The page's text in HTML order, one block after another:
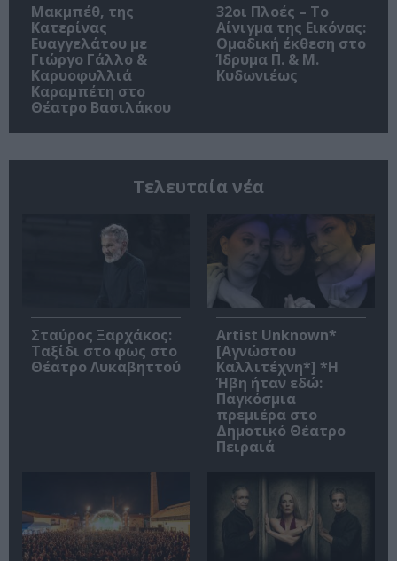
Μακμπέθ, της
Κατερίνας
Ευαγγελάτου με
Γιώργο Γάλλο &
Καρυοφυλλιά
Καραμπέτη στο
Θέατρο Βασιλάκου
32οι Πλοές – Το
Αίνιγμα της Εικόνας:
Ομαδική έκθεση στο
Ίδρυμα Π. & Μ.
Κυδωνιέως
Τελευταία νέα
Σταύρος Ξαρχάκος:
Ταξίδι στο φως στο
Θέατρο Λυκαβηττού
Artist Unknown*
[Αγνώστου
Καλλιτέχνη*] *Η
Ήβη ήταν εδώ:
Παγκόσμια
πρεμιέρα στο
Δημοτικό Θέατρο
Πειραιά